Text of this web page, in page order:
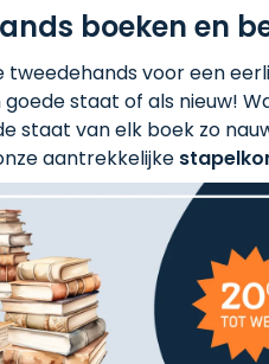
boeken en
tweedehands voor een
goede staat of als nieuw!
staat van elk boek zo
aantrekkelijke